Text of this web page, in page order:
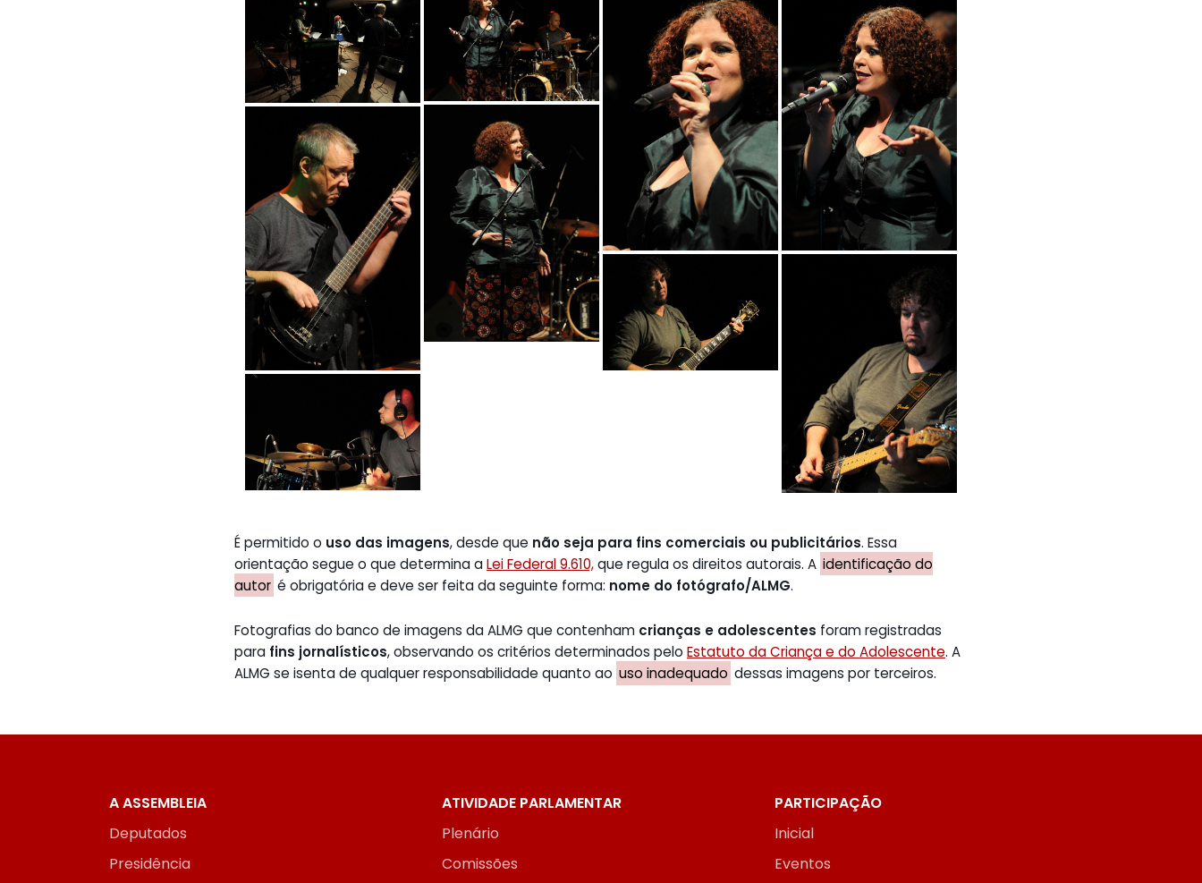
É permitido o uso das imagens, desde que não seja para fins comerciais ou publicitários. Essa
orientação segue o que determina aLei Federal 9.610,que regula os direitos autorais. A identificação do
autor é obrigatória e deve ser feita da seguinte forma: nome do fotógrafo/ALMG.
Fotografias do banco de imagens da ALMG que contenham crianças e adolescentes foram registradas
para fins jornalísticos, observando os critérios determinados pelo Estatuto da Criança e do Adolescente. A
ALMG se isenta de qualquer responsabilidade quanto ao uso inadequado dessas imagens por terceiros.
A ASSEMBLEIA
Deputados
Presidência
ATIVIDADE PARLAMENTAR
Plenário
Comissões
PARTICIPAÇÃO
Inicial
Eventos